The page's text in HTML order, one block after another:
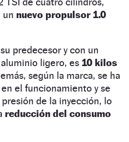
un nuevo propulsor 1.0
predecesor y con un
ligero, es 10 kilos
según la marca, se ha
el funcionamiento y se
de la inyección, lo
reducción del consumo